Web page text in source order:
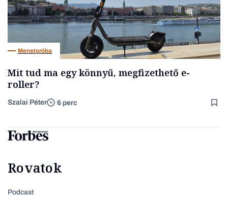
Menetpróba
Mit tud ma egy könnyű, megfizethető e-
roller?
Szalai Péter 6 perc
Rovatok
Podcast